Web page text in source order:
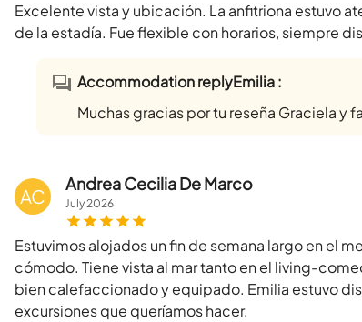
Excelente vista y ubicación. La anfitriona estuvo
de la estadía. Fue flexible con horarios, siempre
Accommodation replyEmilia :
Muchas gracias por tu reseña Graciela y
AC
Andrea Cecilia De Marco
July2026
Estuvimos alojados un fin de semana largo en el
cómodo. Tiene vista al mar tanto en el living-
bien calefaccionado y equipado. Emilia estuvo
excursiones que queríamos hacer.